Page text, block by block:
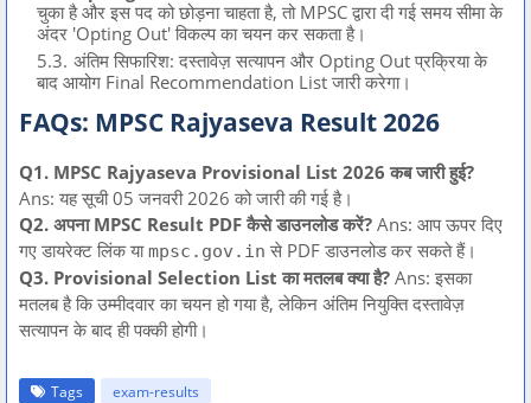
चुका है और इस पद को छोड़ना चाहता है, तो MPSC द्वारा दी गई समय सीमा के
अंदर 'Opting Out' विकल्प का चयन कर सकता है।
अंतिम सिफारिश: दस्तावेज़ सत्यापन और Opting Out प्रक्रिया के
बाद आयोग Final Recommendation List जारी करेगा।
FAQs: MPSC Rajyaseva Result 2026
Q1. MPSC Rajyaseva Provisional List 2026 कब जारी हुई?
Ans: यह सूची 05 जनवरी 2026 को जारी की गई है।
Q2. अपना MPSC Result PDF कैसे डाउनलोड करें? Ans: आप ऊपर दिए
गए डायरेक्ट लिंक याmpsc.gov.in से PDF डाउनलोड कर सकते हैं।
Q3. Provisional Selection List का मतलब क्या है? Ans: इसका
मतलब है कि उम्मीदवार का चयन हो गया है, लेकिन अंतिम नियुक्ति दस्तावेज़
सत्यापन के बाद ही पक्की होगी।
Tags exam-results